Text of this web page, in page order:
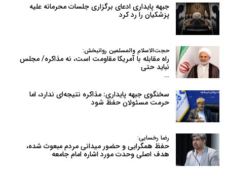
جبهه پایداری ادعای برگزاری جلسات محرمانه علیه
پزشکیان را رد کرد
حجت‌الاسلام والمسلمین روانبخش:
راه مقابله با آمریکا مقاومت است، نه مذاکره/ مجلس
نباید حتی
…
سخنگوی جبهه پایداری: مذاکره نتیجه‌ای ندارد، اما
حرمت مسئولان حفظ شود
رضا رخسایی:
حفظ همگرایی و حضور میدانی مردم مبعوث شده،
هدف اصلی وحدت مورد اشاره امام جامعه